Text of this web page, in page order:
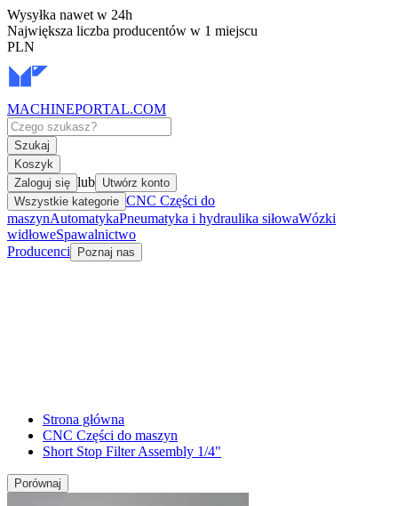
Wysyłka nawet w 24h
Największa liczba producentów w 1 miejscu
PLN
MACHINEPORTAL.COM
Szukaj
Koszyk
Zaloguj się lub Utwórz konto
Wszystkie kategorie CNC Części do
maszynAutomatykaPneumatyka i hydraulika siłowaWózki
widłoweSpawalnictwo
Producenci
Poznaj nas
Strona główna
CNC Części do maszyn
Short Stop Filter Assembly 1/4"
Porównaj